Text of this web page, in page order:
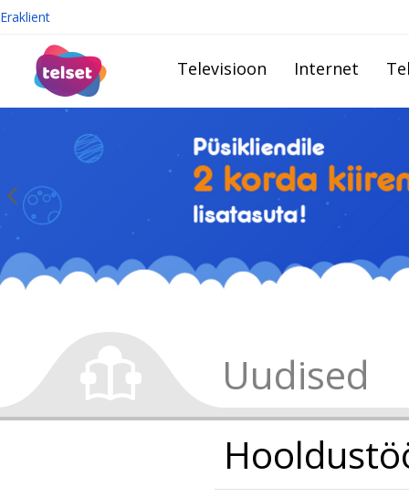
Eraklient
Televisioon Internet
Uudised